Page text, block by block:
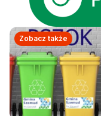
Zobacz także